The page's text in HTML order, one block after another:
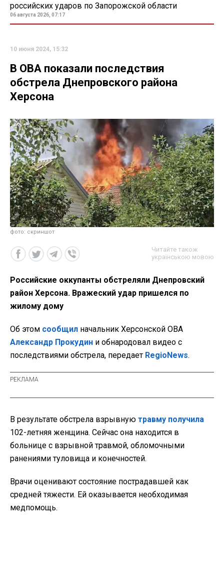
российских ударов по Запорожской области
06 августа 2026, 07:17
10 июня 2024, 15:32
В ОВА показали последствия
обстрела Днепровского района
Херсона
фото: скриншот
Читайте також
українською мовою
Российские оккупанты обстреляли Днепровский
район Херсона. Вражеский удар пришелся по
жилому дому
Об этом сообщил начальник Херсонской ОВА
Александр Прокудин и обнародовал видео с
последствиями обстрела, передает RegioNews.
В результате обстрела взрывную травму получила
102-летняя женщина. Сейчас она находится в
больнице с взрывной травмой, обломочными
ранениями туловища и конечностей.
Врачи оценивают состояние пострадавшей как
средней тяжести. Ей оказывается необходимая
медпомощь.